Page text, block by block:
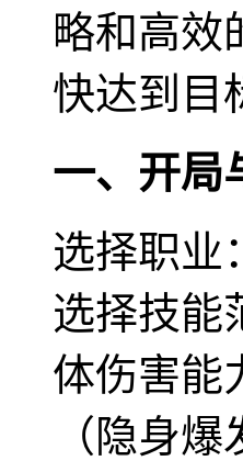
略和高效
快达到目
一、开局
选择职业
选择技能
体伤害能
（隐身